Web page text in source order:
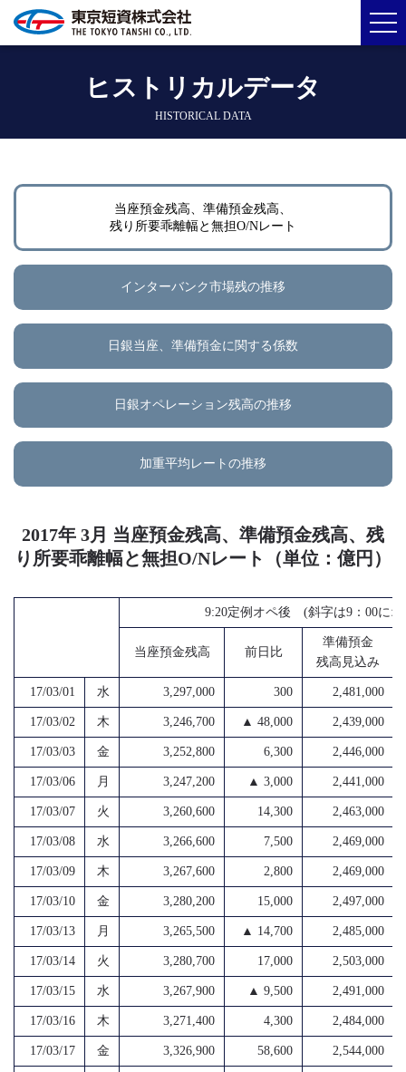
ヒストリカルデータ
HISTORICAL DATA
当座預金残高、準備預金残高、
残り所要乖離幅と無担O/Nレート
インターバンク市場残の推移
日銀当座、準備預金に関する係数
日銀オペレーション残高の推移
加重平均レートの推移
2017年 3月 当座預金残高、準備預金残高、残
り所要乖離幅と無担O/Nレート（単位：億円）
9:20定例オペ後 (斜字は9：00にオ
当座預金残高 前日比
準備預金
残高見込み
17/03/01 水 3,297,000 300 2,481,000
17/03/02 木 3,246,700 ▲ 48,000 2,439,000
17/03/03 金 3,252,800 6,300 2,446,000
17/03/06 月 3,247,200 ▲ 3,000 2,441,000
17/03/07 火 3,260,600 14,300 2,463,000
17/03/08 水 3,266,600 7,500 2,469,000
17/03/09 木 3,267,600 2,800 2,469,000
17/03/10 金 3,280,200 15,000 2,497,000
17/03/13 月 3,265,500 ▲ 14,700 2,485,000
17/03/14 火 3,280,700 17,000 2,503,000
17/03/15 水 3,267,900 ▲ 9,500 2,491,000
17/03/16 木 3,271,400 4,300 2,484,000
17/03/17 金 3,326,900 58,600 2,544,000